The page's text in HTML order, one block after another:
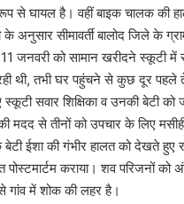
से घायल है। वहीं बाइक चालक की
अनुसार सीमावर्ती बालोद जिले के
जनवरी को सामान खरीदने स्कूटी
रही थी, तभी घर पहुंचने से कुछ दूर
स्कूटी सवार शिक्षिका व उनकी बेटी
मदद से तीनों को उपचार के लिए
बेटी ईशा की गंभीर हालत को देखते
पोस्टमार्टम कराया। शव परिजनों
गांव में शोक की लहर है।